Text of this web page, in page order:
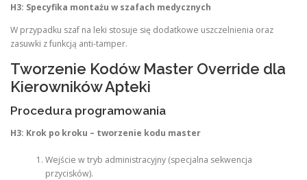
H3: Specyfika montażu w szafach medycznych
W przypadku szaf na leki stosuje się dodatkowe uszczelnienia oraz
zasuwki z funkcją anti-tamper.
Tworzenie Kodów Master Override dla
Kierowników Apteki
Procedura programowania
H3: Krok po kroku – tworzenie kodu master
Wejście w tryb administracyjny (specjalna sekwencja
przycisków).